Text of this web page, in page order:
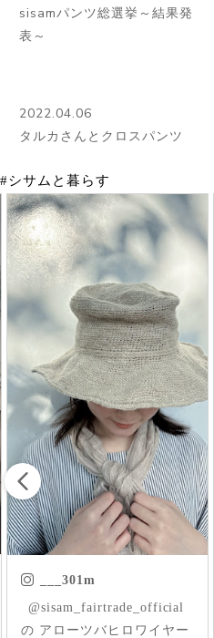
sisamパンツ総選挙～結果発
表～
2022.04.06
タルカさんとクロスパンツ
#シサムと暮らす
___301m
ㅤㅤㅤ @sisam_fairtrade_official
の アローツバヒロワイヤー